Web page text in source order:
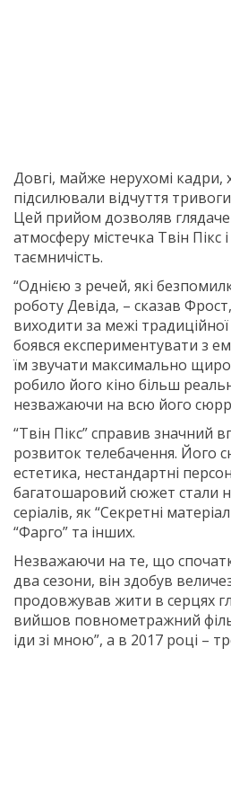
Довгі, майже нерухомі кадри,
підсилювали відчуття
Цей прийом дозволяв
атмосферу містечка Твін Пікс
таємничість.
“Однією з речей, які
роботу Девіда, – сказав
виходити за межі традиційної
боявся експериментувати з
їм звучати максимально щиро
робило його кіно більш
незважаючи на всю його
“Твін Пікс” справив значний
розвиток телебачення. Його
естетика, нестандартні
багатошаровий сюжет стали
серіалів, як “Секретні
“Фарго” та інших.
Незважаючи на те, що
два сезони, він здобув
продовжував жити в серцях
вийшов повнометражний
іди зі мною”, а в 2017 році –